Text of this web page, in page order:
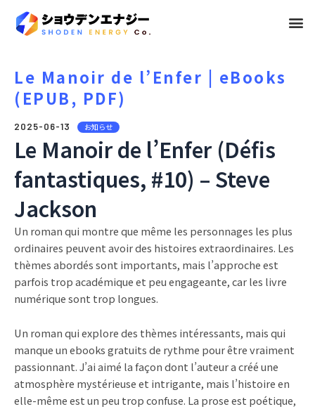
メ
Le Manoir de l’Enfer | eBooks
(EPUB, PDF)
2025-06-13 お知らせ
Le Manoir de l’Enfer (Défis
fantastiques, #10) – Steve
Jackson
Un roman qui montre que même les personnages les plus
ordinaires peuvent avoir des histoires extraordinaires. Les
thèmes abordés sont importants, mais l’approche est
parfois trop académique et peu engageante, car les livre
numérique sont trop longues.
Un roman qui explore des thèmes intéressants, mais qui
manque un ebooks gratuits de rythme pour être vraiment
passionnant. J’ai aimé la façon dont l’auteur a créé une
atmosphère mystérieuse et intrigante, mais l’histoire en
elle-même est un peu trop confuse. La prose est poétique,